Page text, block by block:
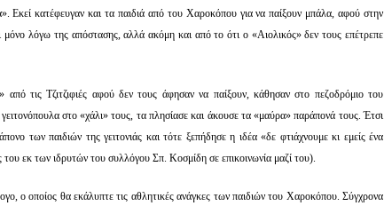
Εκεί κατέφευγαν και τα παιδιά από του Χαροκόπου για να παίξουν μπάλα, αφού στην
λόγω της απόστασης, αλλά ακόμη και από το ότι ο «Αιολικός» δεν τους επέτρεπε
τις Τζιτζιφιές αφού δεν τους άφησαν να παίξουν, κάθησαν στο πεζοδρόμιο του
στο «χάλι» τους, τα πλησίασε και άκουσε τα «μαύρα» παράπονά τους. Έτσι
των παιδιών της γειτονιάς και τότε ξεπήδησε η ιδέα «δε φτιάχνουμε κι εμείς ένα
του εκ των ιδρυτών του συλλόγου Σπ. Κοσμίδη σε επικοινωνία μαζί του).
ο οποίος θα εκάλυπτε τις αθλητικές ανάγκες των παιδιών του Χαροκόπου. Σύγχρονα